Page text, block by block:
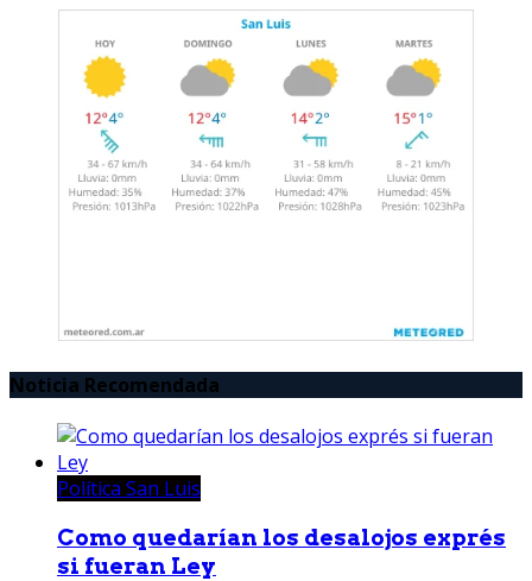
Noticia Recomendada
Política San Luis
Como quedarían los desalojos exprés
si fueran Ley